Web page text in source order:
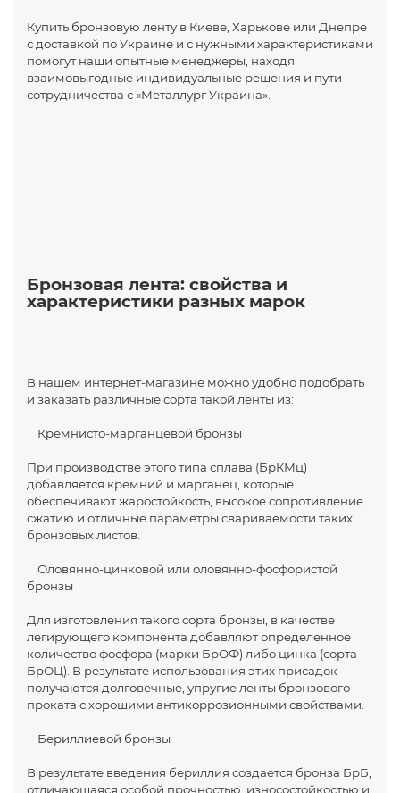
Купить бронзовую ленту в Киеве, Харькове или Днепре
с доставкой по Украине и с нужными характеристиками
помогут наши опытные менеджеры, находя
взаимовыгодные индивидуальные решения и пути
сотрудничества с «Металлург Украина».
Бронзовая лента: свойства и
характеристики разных марок
В нашем интернет-магазине можно удобно подобрать
и заказать различные сорта такой ленты из:
Кремнисто-марганцевой бронзы
При производстве этого типа сплава (БрКМц)
добавляется кремний и марганец, которые
обеспечивают жаростойкость, высокое сопротивление
сжатию и отличные параметры свариваемости таких
бронзовых листов.
Оловянно-цинковой или оловянно-фосфористой
бронзы
Для изготовления такого сорта бронзы, в качестве
легирующего компонента добавляют определенное
количество фосфора (марки БрОФ) либо цинка (сорта
БрОЦ). В результате использования этих присадок
получаются долговечные, упругие ленты бронзового
проката с хорошими антикоррозионными свойствами.
Бериллиевой бронзы
В результате введения бериллия создается бронза БрБ,
отличающаяся особой прочностью, износостойкостью и